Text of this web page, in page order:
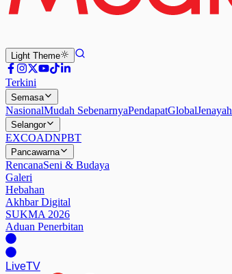
Light Theme
Terkini
Semasa
NasionalMudah SebenarnyaPendapatGlobalJenayah
Selangor
EXCOADNPBT
Pancawarna
RencanaSeni & Budaya
Galeri
Hebahan
Akhbar Digital
SUKMA 2026
Aduan Penerbitan
LiveTV